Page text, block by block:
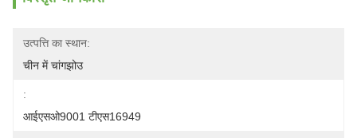
उत्पत्ति का स्थान:
चीन में चांगझोउ
:
आईएसओ9001 टीएस16949